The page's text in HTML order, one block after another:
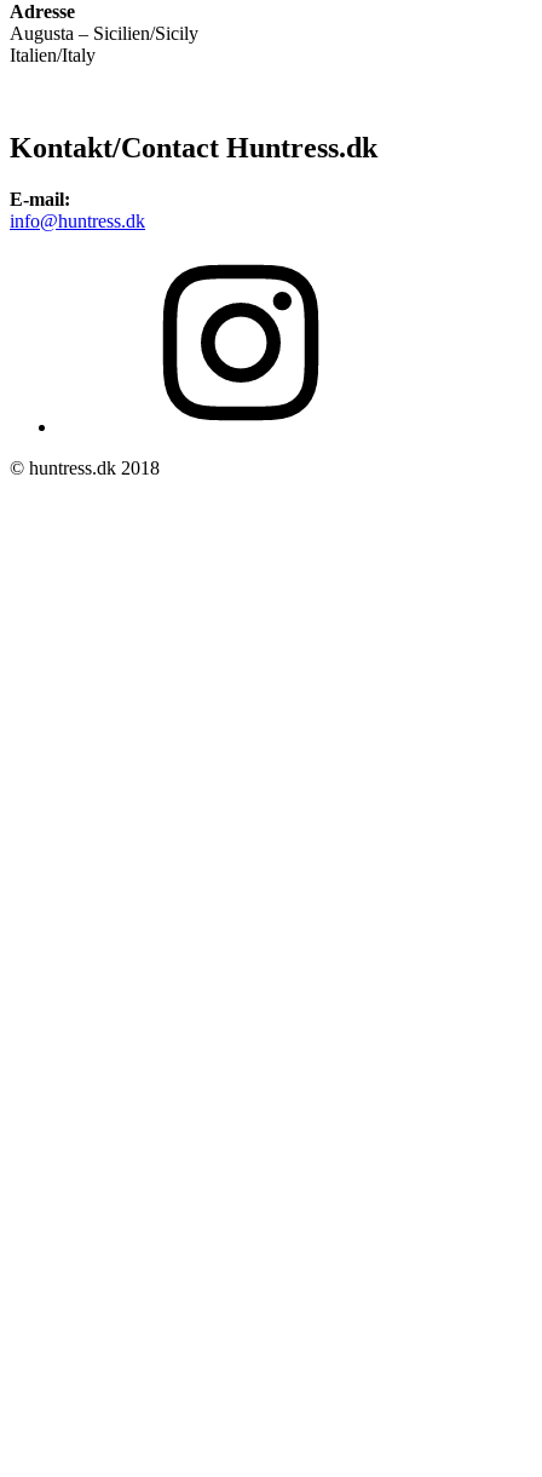
Adresse
Augusta – Sicilien/Sicily
Italien/Italy
Kontakt/Contact Huntress.dk
E-mail:
info@huntress.dk
© huntress.dk 2018